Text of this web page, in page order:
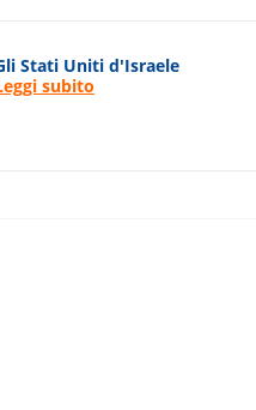
Stati Uniti d'Israele
subito